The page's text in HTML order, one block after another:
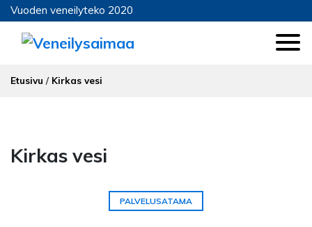
Vuoden veneilyteko 2020
Etusivu / Kirkas vesi
Kirkas vesi
PALVELUSATAMA